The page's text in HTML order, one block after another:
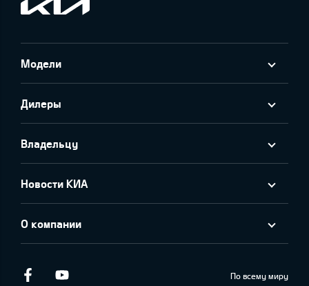
Модели
Дилеры
Владельцу
Новости КИА
О компании
Facebook По всему миру